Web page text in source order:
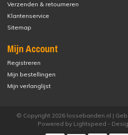
Verzenden & retourneren
Klantenservice
Sitemap
Mijn Account
Registreren
Mijn bestellingen
Mijn verlanglijst
© Copyright 2026 lossebanden.nl |
Powered by Lightspeed -